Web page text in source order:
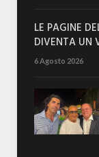
LE PAGINE
DIVENTA UN
6 Agosto 2026